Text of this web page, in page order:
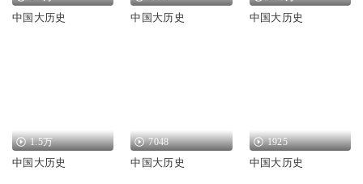
中国大历史 中国大历史 中国大历史
1.5万
中国大历史
7048
中国大历史
1925
中国大历史